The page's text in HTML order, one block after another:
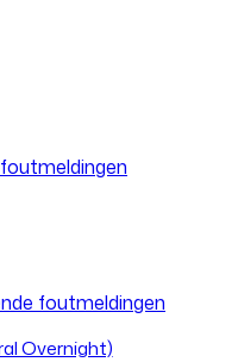
foutmeldingen
Overnight)